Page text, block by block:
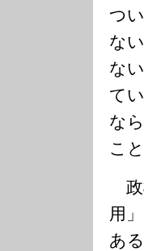
つ
な
な
て
な
こ
政
用
あ